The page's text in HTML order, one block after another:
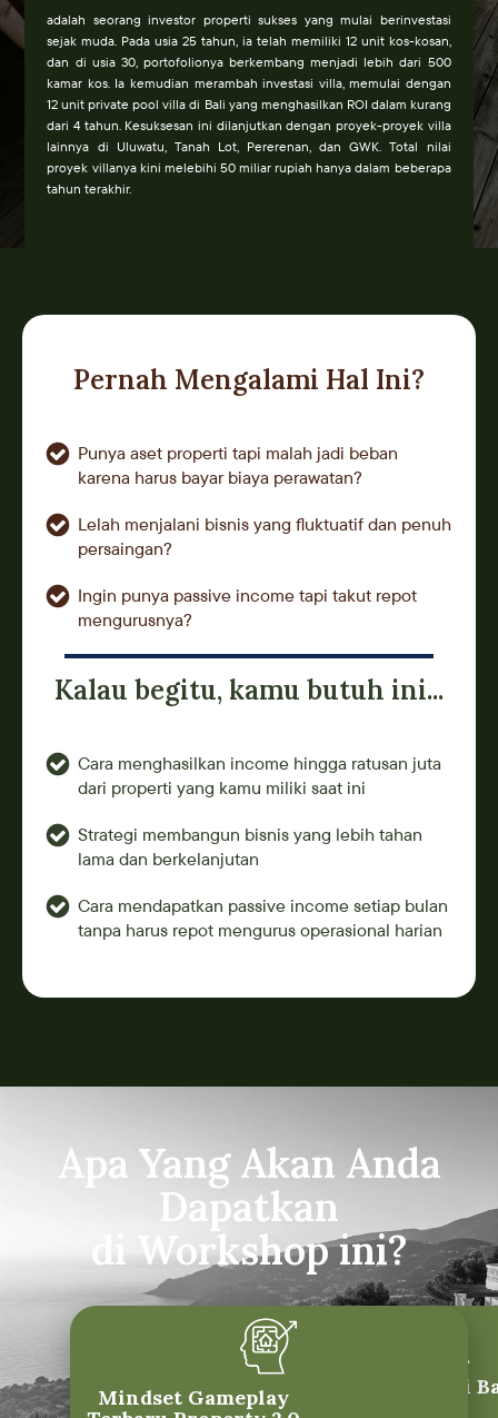
adalah seorang investor properti sukses yang mulai berinvestasi
sejak muda. Pada usia 25 tahun, ia telah memiliki 12 unit kos-kosan,
dan di usia 30, portofolionya berkembang menjadi lebih dari 500
kamar kos. Ia kemudian merambah investasi villa, memulai dengan
12 unit private pool villa di Bali yang menghasilkan ROI dalam kurang
dari 4 tahun. Kesuksesan ini dilanjutkan dengan proyek-proyek villa
lainnya di Uluwatu, Tanah Lot, Pererenan, dan GWK. Total nilai
proyek villanya kini melebihi 50 miliar rupiah hanya dalam beberapa
tahun terakhir.
Pernah Mengalami Hal Ini?
Punya aset properti tapi malah jadi beban
karena harus bayar biaya perawatan?
Lelah menjalani bisnis yang fluktuatif dan penuh
persaingan?
Ingin punya passive income tapi takut repot
mengurusnya?
Kalau begitu, kamu butuh ini...
Cara menghasilkan income hingga ratusan juta
dari properti yang kamu miliki saat ini
Strategi membangun bisnis yang lebih tahan
lama dan berkelanjutan
Cara mendapatkan passive income setiap bulan
tanpa harus repot mengurus operasional harian
Apa Yang Akan Anda
Dapatkan
di Workshop ini?
Mindset GameplayParameter Investasi